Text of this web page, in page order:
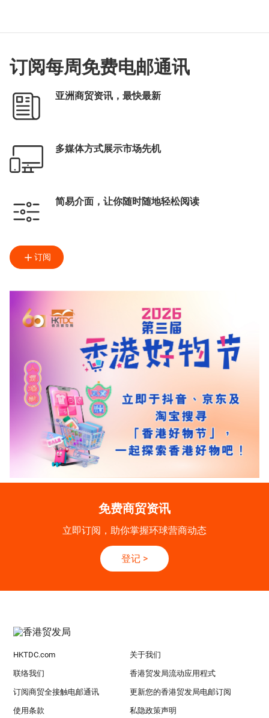
订阅每周免费电邮通讯
亚洲商贸资讯，最快最新
多媒体方式展示市场先机
简易介面，让你随时随地轻松阅读
订阅
免费商贸资讯
立即订阅，助你掌握环球营商动态
登记 >
HKTDC.com 关于我们
联络我们 香港贸发局流动应用程式
订阅商贸全接触电邮通讯 更新您的香港贸发局电邮订阅
使用条款 私隐政策声明